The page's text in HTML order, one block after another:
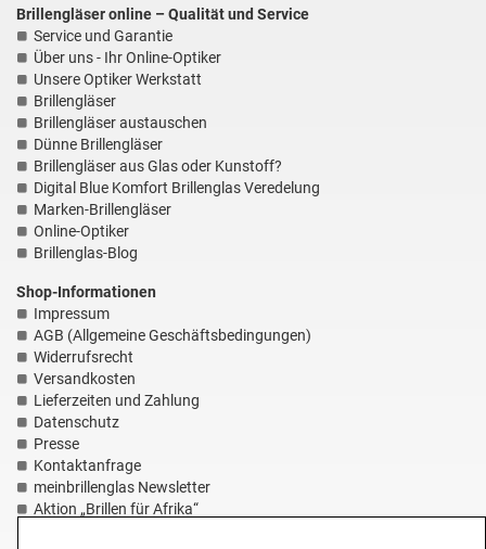
Brillengläser online – Qualität und Service
Service und Garantie
Über uns - Ihr Online-Optiker
Unsere Optiker Werkstatt
Brillengläser
Brillengläser austauschen
Dünne Brillengläser
Brillengläser aus Glas oder Kunstoff?
Digital Blue Komfort Brillenglas Veredelung
Marken-Brillengläser
Online-Optiker
Brillenglas-Blog
Shop-Informationen
Impressum
AGB (Allgemeine Geschäftsbedingungen)
Widerrufsrecht
Versandkosten
Lieferzeiten und Zahlung
Datenschutz
Presse
Kontaktanfrage
meinbrillenglas Newsletter
Aktion „Brillen für Afrika“